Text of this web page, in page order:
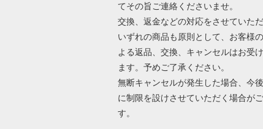
てその旨ご連絡くださいませ。
交換、返金などの対応をさせていただ
いずれの商品も原則として、お客様
よる返品、交換、キャンセルはお受
ます。予めご了承ください。
無断キャンセルが発生した場合、今
に制限を設けさせていただく場合が
す。